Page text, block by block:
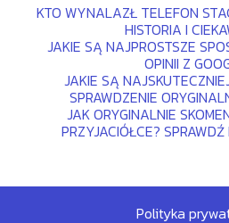
KTO WYNALAZŁ TELEFON
HISTORIA I
JAKIE SĄ NAJPROSTSZE
OPINII Z
JAKIE SĄ
SPRAWDZENIE
JAK ORYGINALNIE
PRZYJACIÓŁCE?
Polityka